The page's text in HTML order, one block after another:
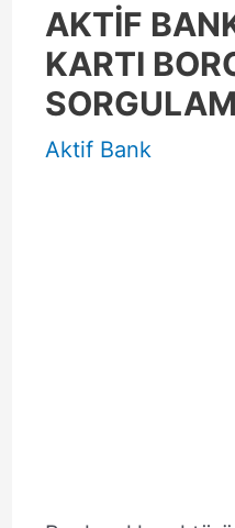
AKTİF
KARTI
Aktif Bank